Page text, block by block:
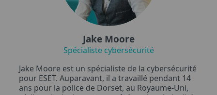
Jake Moore
Spécialiste cybersécurité
Jake Moore est un spécialiste de la cybersécurité
pour ESET. Auparavant, il a travaillé pendant 14
ans pour la police de Dorset, au Royaume-Uni,